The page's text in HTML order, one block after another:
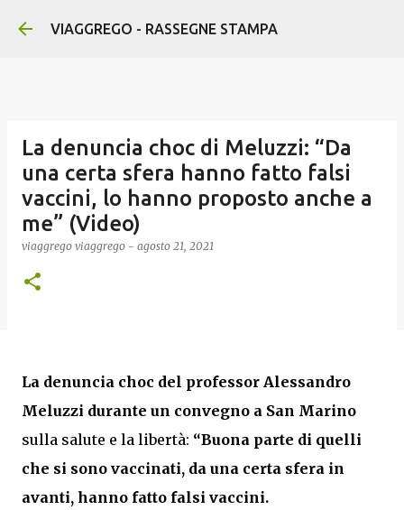
Passa ai contenuti principali
VIAGGREGO - RASSEGNE STAMPA
La denuncia choc di Meluzzi: “Da
una certa sfera hanno fatto falsi
vaccini, lo hanno proposto anche a
me” (Video)
viaggrego viaggrego - agosto 21, 2021
La denuncia choc del professor Alessandro
Meluzzi durante un convegno a San Marino
sulla salute e la libertà: “Buona parte di quelli
che si sono vaccinati, da una certa sfera in
avanti, hanno fatto falsi vaccini.